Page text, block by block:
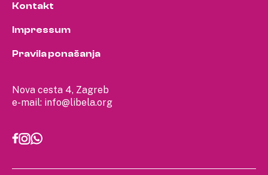
Nova cesta 4, Zagreb
e-mail: info@libela.org
Kontakt
Impressum
Pravila ponašanja